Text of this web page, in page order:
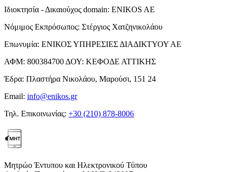
Ιδιοκτησία - Δικαιούχος domain: ENIKOS AE
Νόμιμος Εκπρόσωπος: Στέργιος Χατζηνικολάου
Επωνυμία: ΕΝΙΚΟΣ ΥΠΗΡΕΣΙΕΣ ΔΙΑΔΙΚΤΥΟΥ ΑΕ
ΑΦΜ: 800384700 ΔΟΥ: ΚΕΦΟΔΕ ΑΤΤΙΚΗΣ
Έδρα: Πλαστήρα Νικολάου, Μαρούσι, 151 24
Email: info@enikos.gr
Τηλ. Επικοινωνίας: +30 (210) 878-8006
Μητρώο Έντυπου και Ηλεκτρονικού Τύπου